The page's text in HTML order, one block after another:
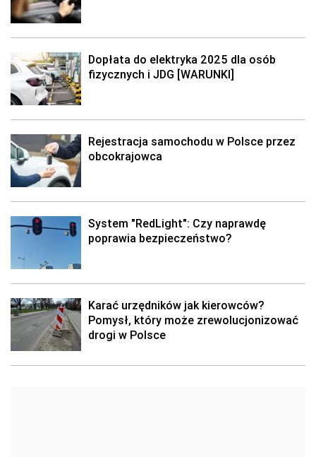
Dopłata do elektryka 2025 dla osób
fizycznych i JDG [WARUNKI]
Rejestracja samochodu w Polsce przez
obcokrajowca
System "RedLight": Czy naprawdę
poprawia bezpieczeństwo?
Karać urzędników jak kierowców?
Pomysł, który może zrewolucjonizować
drogi w Polsce